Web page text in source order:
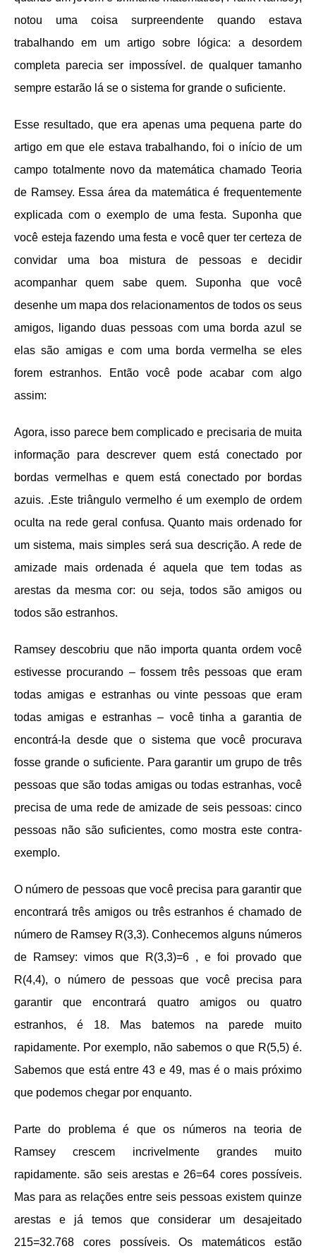
notou uma coisa surpreendente quando estava
trabalhando em um artigo sobre lógica: a desordem
completa parecia ser impossível. de qualquer tamanho
sempre estarão lá se o sistema for grande o suficiente.
Esse resultado, que era apenas uma pequena parte do
artigo em que ele estava trabalhando, foi o início de um
campo totalmente novo da matemática chamado Teoria
de Ramsey. Essa área da matemática é frequentemente
explicada com o exemplo de uma festa. Suponha que
você esteja fazendo uma festa e você quer ter certeza de
convidar uma boa mistura de pessoas e decidir
acompanhar quem sabe quem. Suponha que você
desenhe um mapa dos relacionamentos de todos os seus
amigos, ligando duas pessoas com uma borda azul se
elas são amigas e com uma borda vermelha se eles
forem estranhos. Então você pode acabar com algo
assim:
Agora, isso parece bem complicado e precisaria de muita
informação para descrever quem está conectado por
bordas vermelhas e quem está conectado por bordas
azuis. .Este triângulo vermelho é um exemplo de ordem
oculta na rede geral confusa. Quanto mais ordenado for
um sistema, mais simples será sua descrição. A rede de
amizade mais ordenada é aquela que tem todas as
arestas da mesma cor: ou seja, todos são amigos ou
todos são estranhos.
Ramsey descobriu que não importa quanta ordem você
estivesse procurando – fossem três pessoas que eram
todas amigas e estranhas ou vinte pessoas que eram
todas amigas e estranhas – você tinha a garantia de
encontrá-la desde que o sistema que você procurava
fosse grande o suficiente. Para garantir um grupo de três
pessoas que são todas amigas ou todas estranhas, você
precisa de uma rede de amizade de seis pessoas: cinco
pessoas não são suficientes, como mostra este contra-
exemplo.
O número de pessoas que você precisa para garantir que
encontrará três amigos ou três estranhos é chamado de
número de Ramsey R(3,3). Conhecemos alguns números
de Ramsey: vimos que R(3,3)=6 , e foi provado que
R(4,4), o número de pessoas que você precisa para
garantir que encontrará quatro amigos ou quatro
estranhos, é 18. Mas batemos na parede muito
rapidamente. Por exemplo, não sabemos o que R(5,5) é.
Sabemos que está entre 43 e 49, mas é o mais próximo
que podemos chegar por enquanto.
Parte do problema é que os números na teoria de
Ramsey crescem incrivelmente grandes muito
rapidamente. são seis arestas e 26=64 cores possíveis.
Mas para as relações entre seis pessoas existem quinze
arestas e já temos que considerar um desajeitado
215=32.768 cores possíveis. Os matemáticos estão